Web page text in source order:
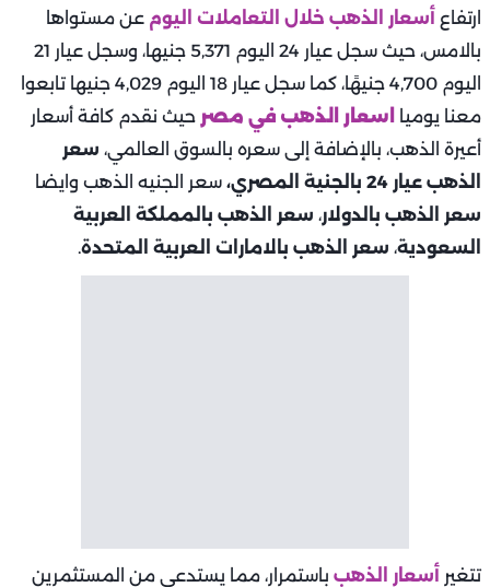
ارتفاع أسعار الذهب خلال التعاملات اليوم عن مستواها
بالامس، حيث سجل عيار 24 اليوم 5,371 جنيها، وسجل عيار 21
اليوم 4,700 جنيهًا، كما سجل عيار 18 اليوم 4,029 جنيها تابعوا
معنا يوميا
اسعار الذهب في مصر حيث نقدم كافة أسعار
أعيرة الذهب، بالإضافة إلى سعره بالسوق العالمي، سعر
الذهب عيار 24 بالجنية المصري،
سعر الجنيه الذهب وايضا
سعر الذهب بالدولار، سعر الذهب بالمملكة العربية
السعودية، سعر الذهب بالامارات العربية المتحدة.
تتغير أسعار الذهب باستمرار، مما يستدعي من المستثمرين